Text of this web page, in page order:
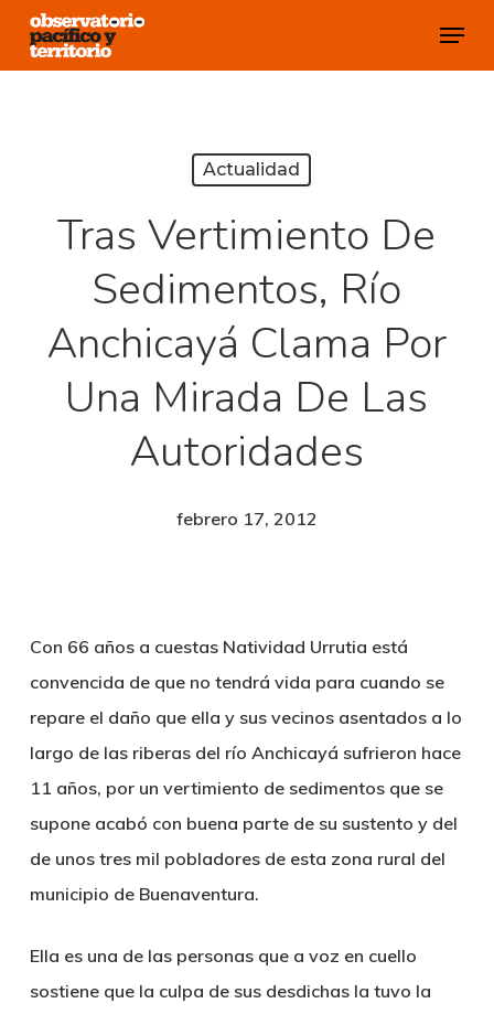
Skip
Menu
Actualidad
Tras Vertimiento De
Sedimentos, Río
Anchicayá Clama Por
Una Mirada De Las
Autoridades
febrero 17, 2012
Con 66 años a cuestas Natividad Urrutia está
convencida de que no tendrá vida para cuando se
repare el daño que ella y sus vecinos asentados a lo
largo de las riberas del río Anchicayá sufrieron hace
11 años, por un vertimiento de sedimentos que se
supone acabó con buena parte de su sustento y del
de unos tres mil pobladores de esta zona rural del
municipio de Buenaventura.
Ella es una de las personas que a voz en cuello
sostiene que la culpa de sus desdichas la tuvo la
Close